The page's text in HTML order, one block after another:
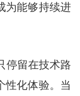
为能够持续进
停留在技术路
性化体验。当